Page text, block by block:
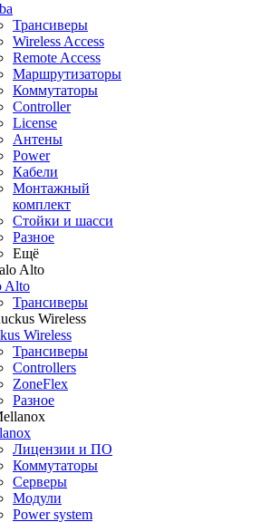
Трансиверы
Wireless Access
Remote Access
Маршрутизаторы
Коммутаторы
Controller
License
Антены
Power
Кабели
Монтажный
комплект
Стойки и шасси
Разное
Ещё
Alto
Трансиверы
Wireless
Трансиверы
Controllers
ZoneFlex
Разное
Лицензии и ПО
Коммутаторы
Серверы
Модули
Power system